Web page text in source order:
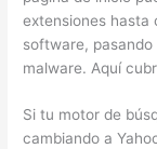
extensiones hasta
software,
malware. Aquí
Si tu motor de
cambiando a